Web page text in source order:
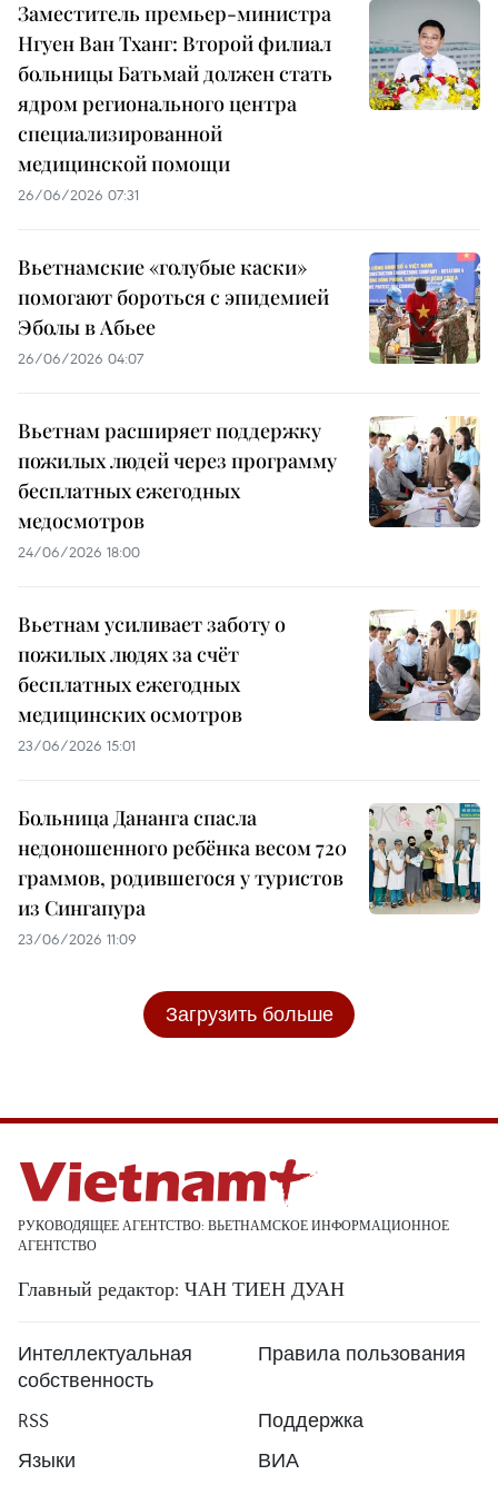
Заместитель премьер-министра
Нгуен Ван Тханг: Второй филиал
больницы Батьмай должен стать
ядром регионального центра
специализированной
медицинской помощи
26/06/2026 07:31
Вьетнамские «голубые каски»
помогают бороться с эпидемией
Эболы в Абьее
26/06/2026 04:07
Вьетнам расширяет поддержку
пожилых людей через программу
бесплатных ежегодных
медосмотров
24/06/2026 18:00
Вьетнам усиливает заботу о
пожилых людях за счёт
бесплатных ежегодных
медицинских осмотров
23/06/2026 15:01
Больница Дананга спасла
недоношенного ребёнка весом 720
граммов, родившегося у туристов
из Сингапура
23/06/2026 11:09
Загрузить больше
РУКОВОДЯЩЕЕ АГЕНТСТВО: ВЬЕТНАМСКОЕ ИНФОРМАЦИОННОЕ
АГЕНТСТВО
Главный редактор: ЧАН ТИЕН ДУАН
Интеллектуальная
собственность
Правила пользования
RSS
Поддержка
Языки
ВИА